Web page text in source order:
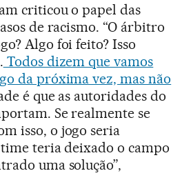
criticou o papel das
de racismo. “O árbitro
Algo foi feito? Isso
Todos dizem que vamos
da próxima vez, mas não
é que as autoridades do
Se realmente se
isso, o jogo seria
teria deixado o campo
uma solução”,